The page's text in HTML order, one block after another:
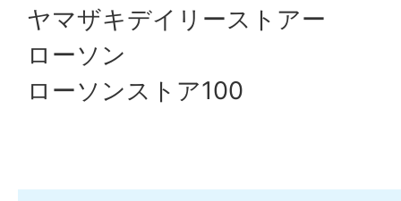
ヤマザキデイリーストアー
ローソン
ローソンストア100